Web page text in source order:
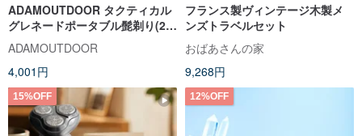
ADAMOUTDOOR タクティカル
グレネードポータブル髭剃り(2色
から選択可能)
ADAMOUTDOOR
4,001円
フランス製ヴィンテージ木製メ
ンズトラベルセット
おばあさんの家
9,268円
15%OFF 12%OFF